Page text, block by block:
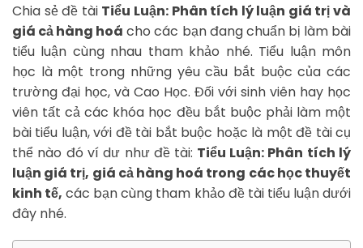
Chia sẻ đề tài Tiểu Luận: Phân tích lý luận giá trị và
giá cả hàng hoá cho các bạn đang chuẩn bị làm bài
tiểu luận cùng nhau tham khảo nhé. Tiểu luận môn
học là một trong những yêu cầu bắt buộc của các
trường đại học, và Cao Học. Đối với sinh viên hay học
viên tất cả các khóa học đều bắt buộc phải làm một
bài tiểu luận, với đề tài bắt buộc hoặc là một đề tài cụ
thể nào đó ví dư như đề tài: Tiểu Luận: Phân tích lý
luận giá trị, giá cả hàng hoá trong các học thuyết
kinh tế, các bạn cùng tham khảo đề tài tiểu luận dưới
đây nhé.